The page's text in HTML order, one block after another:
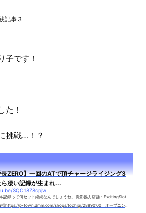
記事３
です！
た！
挑戦…！？
ZERO】一回のATで頂チャージライジング3
凄い記録が生まれ...
SQO18Z8cpjw
記録って何セット継続なんでしょうね。撮影協力店舗：ExcitingSlot
様https://p-town.dmm.com/shops/tochigi/28890:00 オープニン